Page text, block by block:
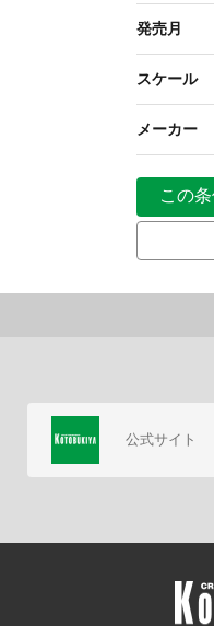
発売月
2025
スケール
1/7
メーカー
この
公式サイト